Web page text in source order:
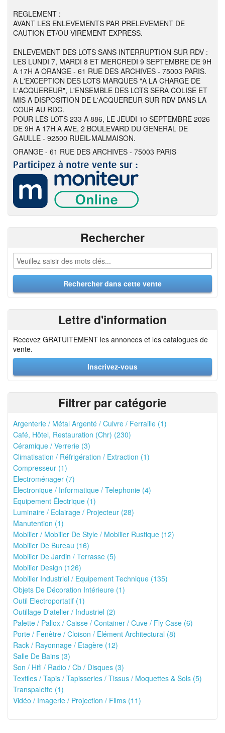
REGLEMENT :
AVANT LES ENLEVEMENTS PAR PRELEVEMENT DE
CAUTION ET/OU VIREMENT EXPRESS.
ENLEVEMENT DES LOTS SANS INTERRUPTION SUR RDV :
LES LUNDI 7, MARDI 8 ET MERCREDI 9 SEPTEMBRE DE 9H
A 17H A ORANGE - 61 RUE DES ARCHIVES - 75003 PARIS.
A L'EXCEPTION DES LOTS MARQUES "A LA CHARGE DE
L'ACQUEREUR", L'ENSEMBLE DES LOTS SERA COLISE ET
MIS A DISPOSITION DE L'ACQUEREUR SUR RDV DANS LA
COUR AU RDC.
POUR LES LOTS 233 A 886, LE JEUDI 10 SEPTEMBRE 2026
DE 9H A 17H A AVE, 2 BOULEVARD DU GENERAL DE
GAULLE - 92500 RUEIL-MALMAISON.
ORANGE - 61 RUE DES ARCHIVES - 75003 PARIS
Rechercher
Lettre d'information
Recevez GRATUITEMENT les annonces et les catalogues de
vente.
Inscrivez-vous
Filtrer par catégorie
Argenterie / Métal Argenté / Cuivre / Ferraille (1)
Café, Hôtel, Restauration (Chr) (230)
Céramique / Verrerie (3)
Climatisation / Réfrigération / Extraction (1)
Compresseur (1)
Electroménager (7)
Electronique / Informatique / Telephonie (4)
Equipement Électrique (1)
Luminaire / Eclairage / Projecteur (28)
Manutention (1)
Mobilier / Mobilier De Style / Mobilier Rustique (12)
Mobilier De Bureau (16)
Mobilier De Jardin / Terrasse (5)
Mobilier Design (126)
Mobilier Industriel / Equipement Technique (135)
Objets De Décoration Intérieure (1)
Outil Electroportatif (1)
Outillage D'atelier / Industriel (2)
Palette / Pallox / Caisse / Container / Cuve / Fly Case (6)
Porte / Fenêtre / Cloison / Elément Architectural (8)
Rack / Rayonnage / Etagère (12)
Salle De Bains (3)
Son / Hifi / Radio / Cb / Disques (3)
Textiles / Tapis / Tapisseries / Tissus / Moquettes & Sols (5)
Transpalette (1)
Vidéo / Imagerie / Projection / Films (11)